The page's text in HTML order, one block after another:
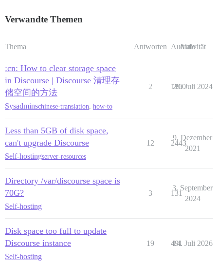
Verwandte Themen
Thema Antworten Aufrufe
Aktivität
:cn: How to clear storage space
in Discourse | Discourse 清理存
储空间的方法
Sysadminschinese-translation how-to
2 1100
29. Juli 2024
Less than 5GB of disk space,
can't upgrade Discourse
Self-hostingserver-resources
12 2443
9. Dezember
2021
Directory /var/discourse space is
70G?
Self-hosting
3 131
3. September
2024
Disk space too full to update
Discourse instance
Self-hosting
19 491
14. Juli 2026